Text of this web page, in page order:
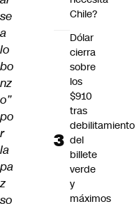
se
a
lo
bo
nz
o”
po
r
la
pa
z
so
Chile?
Dólar
cierra
sobre
los
$910
tras
debilitamiento
del
billete
verde
y
máximos